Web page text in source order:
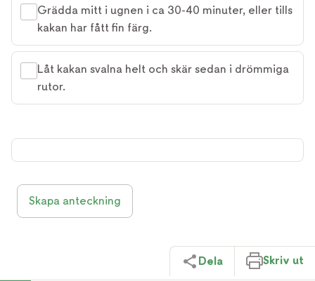
Grädda mitt i ugnen i ca 30-40 minuter, eller tills
kakan har fått fin färg.
Låt kakan svalna helt och skär sedan i drömmiga
rutor.
Skapa anteckning
Dela Skriv ut